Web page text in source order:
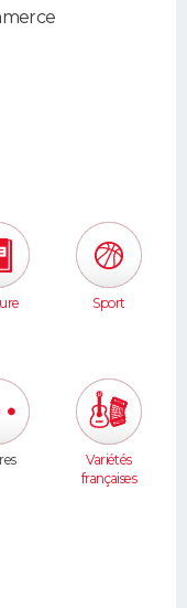
Sport
Variétés
françaises